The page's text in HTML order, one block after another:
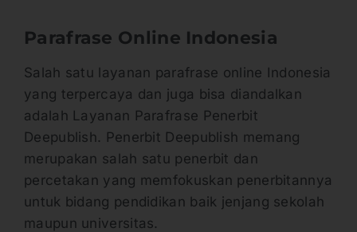
Parafrase Online Indonesia
Salah satu layanan parafrase online Indonesia
yang terpercaya dan juga bisa diandalkan
adalah Layanan Parafrase Penerbit
Deepublish. Penerbit Deepublish memang
merupakan salah satu penerbit dan
percetakan yang memfokuskan penerbitannya
untuk bidang pendidikan baik jenjang sekolah
maupun universitas.